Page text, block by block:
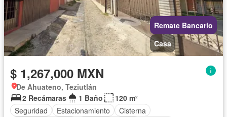
Remate Bancario
Casa
$ 1,267,000 MXN
De Ahuateno, Teziutlán
2 Recámaras
1 Baño
120 m²
Seguridad
Estacionamiento
Cisterna